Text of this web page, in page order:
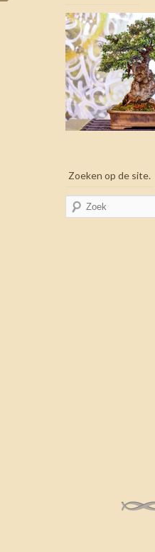
Zoeken op de site.